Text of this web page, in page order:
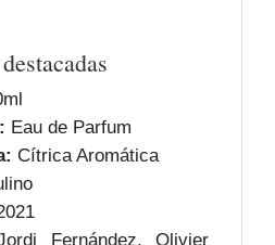
Eau de Parfum
Cítrica Aromática
Fernández, Olivier